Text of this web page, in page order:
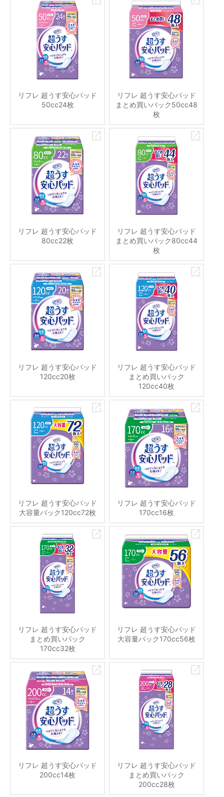
リフレ 超うす安心パッド
50cc24枚
リフレ 超うす安心パッド
まとめ買いパック50cc48
枚
リフレ 超うす安心パッド
80cc22枚
リフレ 超うす安心パッド
まとめ買いパック80cc44
枚
リフレ 超うす安心パッド
120cc20枚
リフレ 超うす安心パッド
まとめ買いパック
120cc40枚
リフレ 超うす安心パッド
大容量パック120cc72枚
リフレ 超うす安心パッド
170cc16枚
リフレ 超うす安心パッド
まとめ買いパック
170cc32枚
リフレ 超うす安心パッド
大容量パック170cc56枚
リフレ 超うす安心パッド
200cc14枚
リフレ 超うす安心パッド
まとめ買いパック
200cc28枚